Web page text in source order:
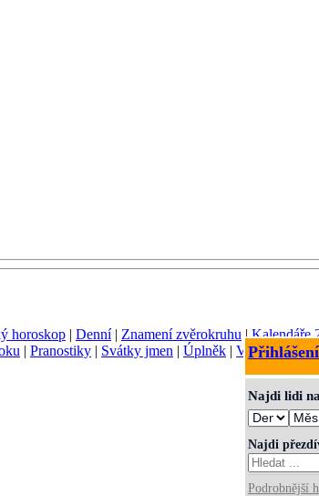
Přihlášení
Najdi lidi
Najdi
Podrobnější
horoskop | Denní| Znamení zvěrokruhu | Kalendáře
| Pranostiky | Svátky jmen | Úplněk | Význam jmen